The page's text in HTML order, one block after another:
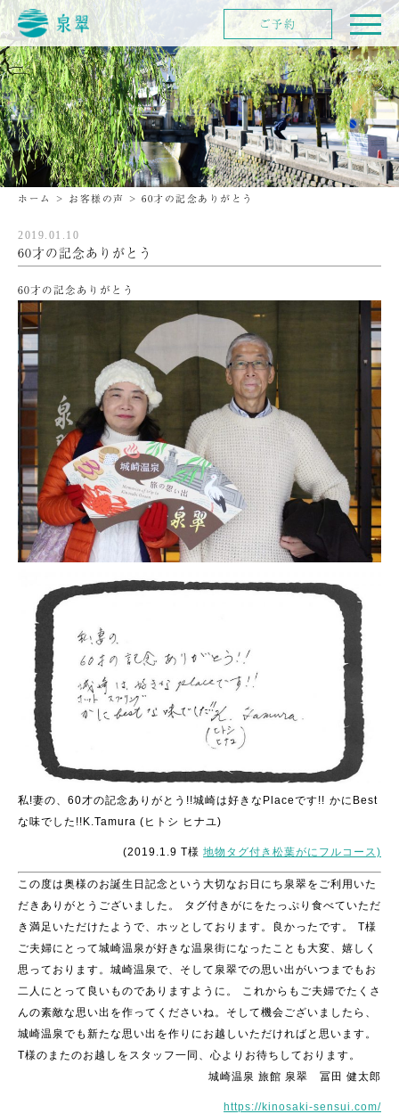
ホーム > お客様の声 > 60才の記念ありがとう
2019.01.10
60才の記念ありがとう
60才の記念ありがとう
私!妻の、60才の記念ありがとう!!城崎は好きなPlaceです!! かにBest
な味でした!!K.Tamura (ヒトシ ヒナユ)
(2019.1.9 T様 地物タグ付き松葉がにフルコース)
この度は奥様のお誕生日記念という大切なお日にち泉翠をご利用いた
だきありがとうございました。
タグ付きがにをたっぷり食べていただ
き満足いただけたようで、ホッとしております。良かったです。
T様
ご夫婦にとって城崎温泉が好きな温泉街になったことも大変、嬉しく
思っております。城崎温泉で、そして泉翠での思い出がいつまでもお
二人にとって良いものでありますように。
これからもご夫婦でたくさ
んの素敵な思い出を作ってくださいね。そして機会ございましたら、
城崎温泉でも新たな思い出を作りにお越しいただければと思います。
T様のまたのお越しをスタッフ一同、心よりお待ちしております。
城崎温泉 旅館 泉翠 冨田 健太郎
https://kinosaki-sensui.com/
ご予約